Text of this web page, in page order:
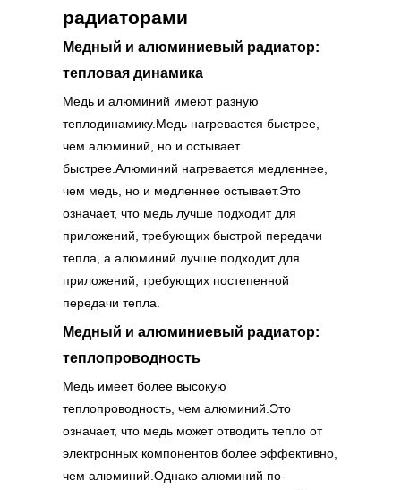
радиаторами
Медный и алюминиевый радиатор:
тепловая динамика
Медь и алюминий имеют разную
теплодинамику.Медь нагревается быстрее,
чем алюминий, но и остывает
быстрее.Алюминий нагревается медленнее,
чем медь, но и медленнее остывает.Это
означает, что медь лучше подходит для
приложений, требующих быстрой передачи
тепла, а алюминий лучше подходит для
приложений, требующих постепенной
передачи тепла.
Медный и алюминиевый радиатор:
теплопроводность
Медь имеет более высокую
теплопроводность, чем алюминий.Это
означает, что медь может отводить тепло от
электронных компонентов более эффективно,
чем алюминий.Однако алюминий по-